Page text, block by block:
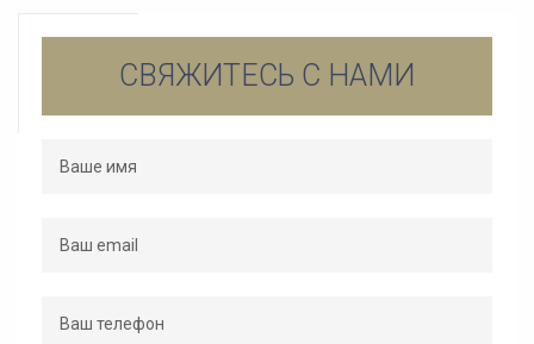
СВЯЖИТЕСЬ С НАМИ